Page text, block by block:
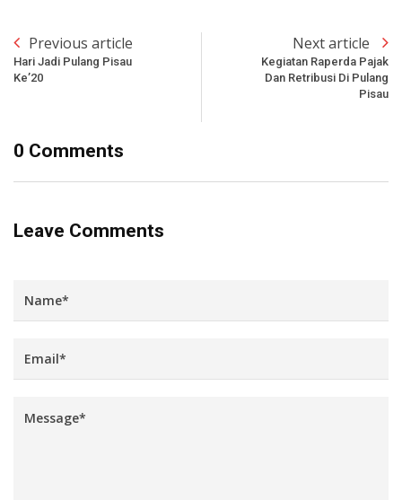
Previous article
Hari Jadi Pulang Pisau
Ke’20
Next article
Kegiatan Raperda Pajak
Dan Retribusi Di Pulang
Pisau
0 Comments
Leave Comments